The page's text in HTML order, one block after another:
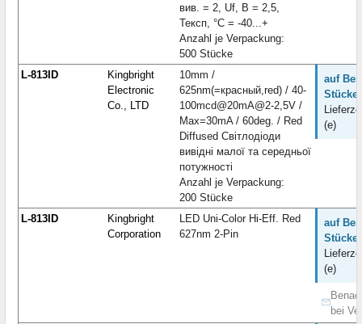
вив. = 2, Uf, В = 2,5,
Тексп, °С = -40...+
Anzahl je Verpackung:
500 Stücke
L-813ID
Kingbright
Electronic
Co., LTD
10mm /
625nm(=красный,red) / 40-
100mcd@20mA@2-2,5V /
Max=30mA / 60deg. / Red
Diffused Світлодіоди
вивідні малої та середньої
потужності
Anzahl je Verpackung:
200 Stücke
auf
Stücke:
(e)
L-813ID
Kingbright
Corporation
LED Uni-Color Hi-Eff. Red
627nm 2-Pin
auf
Stücke:
(e)
bei